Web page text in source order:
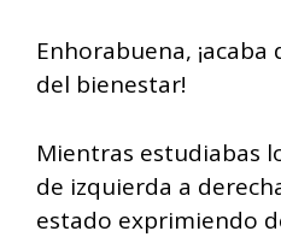
Enhorabuena,
del bienestar!
Mientras estudiabas
de izquierda a
estado exprimiendo